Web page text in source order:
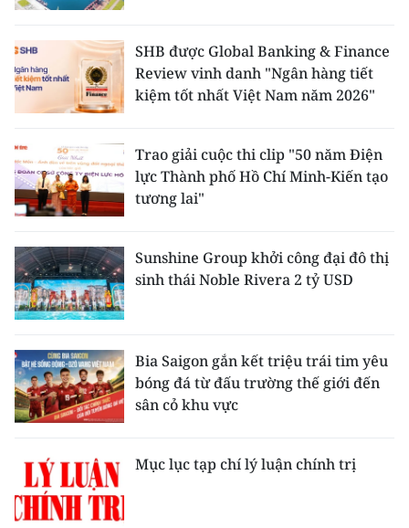
SHB được Global Banking & Finance
Review vinh danh "Ngân hàng tiết
kiệm tốt nhất Việt Nam năm 2026"
Trao giải cuộc thi clip "50 năm Điện
lực Thành phố Hồ Chí Minh-Kiến tạo
tương lai"
Sunshine Group khởi công đại đô thị
sinh thái Noble Rivera 2 tỷ USD
Bia Saigon gắn kết triệu trái tim yêu
bóng đá từ đấu trường thế giới đến
sân cỏ khu vực
Mục lục tạp chí lý luận chính trị